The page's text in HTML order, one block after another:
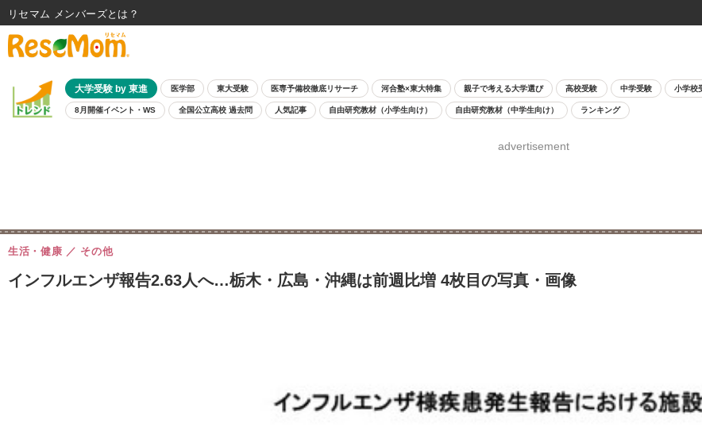
大学受験 by 東進 医学部 東大受験 医専予備校徹底リサーチ 河合塾×東大特集 親子で考える大学選び 高校受験 中学受験 小学校
8月開催イベント・WS 全国公立高校 過去問 人気記事 自由研究教材（小学生向け） 自由研究教材（中学生向け） ランキング
advertisement
インフルエンザ報告2.63人へ…栃木・広島・沖縄は前週比増 4枚目の写真・画像
生活・健康 その他
リセマム メンバーズ